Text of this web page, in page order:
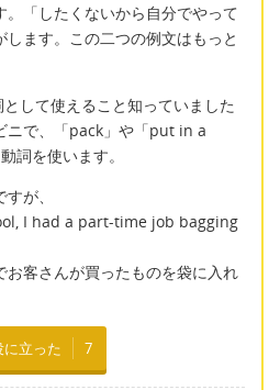
「したくないから自分でやって
ます。この二つの例文はもっと
して使えること知っていました
ニで、「pack」や「put in a
詞を使います。
が、
I had a part-time job bagging
お客さんが買ったものを袋に入れ
に立った 7